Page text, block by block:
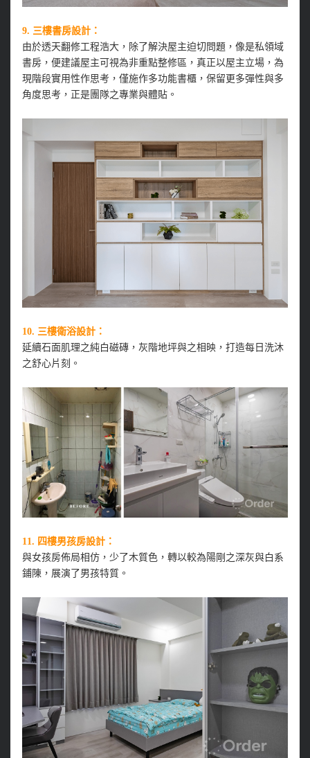
9. 三樓書房設計：
由於透天翻修工程浩大，除了解決屋主迫切問題，像是私領域
書房，便建議屋主可視為非重點整修區，真正以屋主立場，為
現階段實用性作思考，僅施作多功能書櫃，保留更多彈性與多
角度思考，正是團隊之專業與體貼。
10. 三樓衛浴設計：
延續石面肌理之純白磁磚，灰階地坪與之相映，打造每日洗沐
之舒心片刻。
11. 四樓男孩房設計：
與女孩房佈局相仿，少了木質色，轉以較為陽剛之深灰與白系
鋪陳，展演了男孩特質。